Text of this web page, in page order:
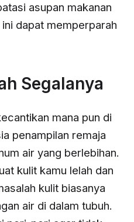
asupan makanan
dapat memperparah
Segalanya
mana pun di
penampilan remaja
air yang berlebihan.
kulit kamu lelah dan
kulit biasanya
air di dalam tubuh.